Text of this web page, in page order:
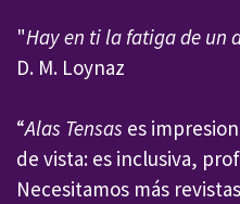
"Hay en ti la fatiga de un
D. M. Loynaz
“Alas Tensas es
de vista: es inclusiva,
Necesitamos más